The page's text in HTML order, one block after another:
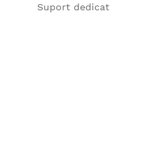
Suport dedicat